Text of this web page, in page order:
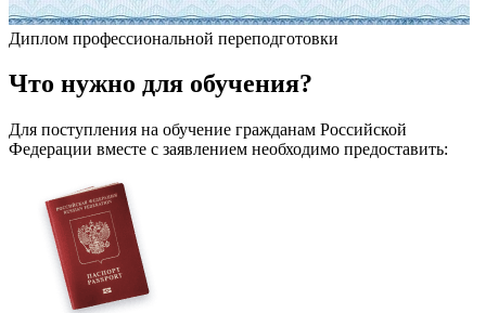
Диплом профессиональной переподготовки
Что нужно для обучения?
Для поступления на обучение гражданам Российской
Федерации вместе с заявлением необходимо предоставить: